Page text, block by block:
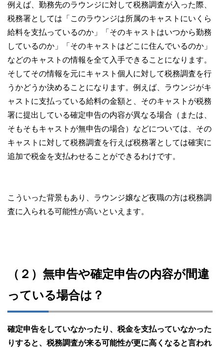
例えば、勤務先のラウンジに対して税務調査が入った際、
税務署としては「このラウンジは所属のキャストにいくら
給料を支払っているのか」「そのキャストはいつから勤務
しているのか」「そのキャストはどこに住んでいるのか」
などのキャストの情報を全て入手できることになります。
そしてその情報を元にキャスト個人に対して税務調査を行
うかどうか決めることになります。例えば、ラウンジがキ
ャストに支払っている給料の金額と、そのキャストが税務
署に提出している確定申告の内容が異なる場合（または、
そもそもキャストが無申告の場合）などについては、その
キャストに対して税務調査を行えば税務署としては確実に
追加で税金を支払わせることができるわけです。
こういった背景もあり、ラウンジ嬢など夜職の方は税務調
査に入られる可能性が高いといえます。
（２）無申告や確定申告の内容が間違
っている場合は？
確定申告をしていなかったり、税金を支払っていなかった
りすると、税務調査が来る可能性が更に高くなると言われ